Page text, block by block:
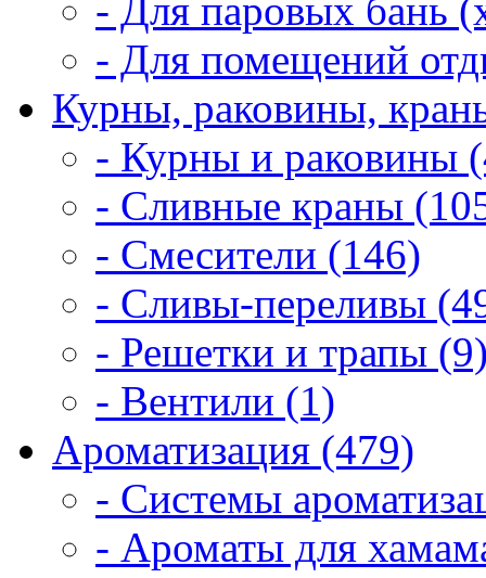
- Для паровых бань
- Для помещений
Курны, раковины,
- Курны и раковины
- Сливные краны
- Смесители (146)
- Сливы-переливы
- Решетки и трапы
- Вентили (1)
Ароматизация (479)
- Системы
- Ароматы для